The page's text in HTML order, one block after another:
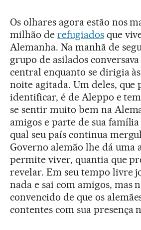
Os olhares agora estão nos
milhão de refugiadosque
Alemanha. Na manhã de
grupo de asilados
central enquanto se dirigia
noite agitada. Um deles, que
identificar, é de Aleppo e tem
se sentir muito bem na
amigos e parte de sua
qual seu país continua
Governo alemão lhe dá uma
permite viver, quantia que
revelar. Em seu tempo livre
nada e sai com amigos, mas
convencido de que os
contentes com sua presença